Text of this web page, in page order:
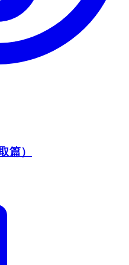
篇）